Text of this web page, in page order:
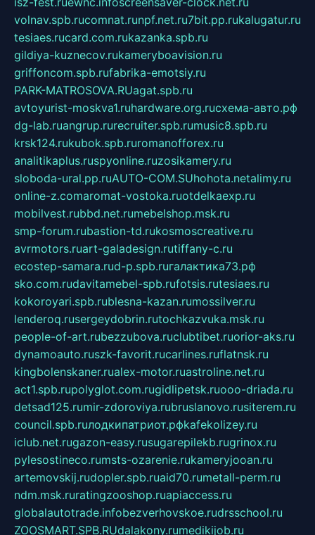
volnav.spb.rucomnat.runpf.net.ru7bit.pp.rukalugatur.ru
tesiaes.rucard.com.rukazanka.spb.ru
gildiya-kuznecov.rukameryboavision.ru
griffoncom.spb.rufabrika-emotsiy.ru
PARK-MATROSOVA.RUagat.spb.ru
avtoyurist-moskva1.ruhardware.org.ruсхема-авто.рф
dg-lab.ruangrup.rurecruiter.spb.rumusic8.spb.ru
krsk124.rukubok.spb.ruromanofforex.ru
analitikaplus.ruspyonline.ruzosikamery.ru
sloboda-ural.pp.ruAUTO-COM.SUhohota.netalimy.ru
online-z.comaromat-vostoka.ruotdelkaexp.ru
mobilvest.rubbd.net.rumebelshop.msk.ru
smp-forum.rubastion-td.rukosmoscreative.ru
avrmotors.ruart-galadesign.rutiffany-c.ru
ecostep-samara.rud-p.spb.ruгалактика73.рф
sko.com.rudavitamebel-spb.rufotsis.rutesiaes.ru
kokoroyari.spb.rublesna-kazan.rumossilver.ru
lenderoq.rusergeydobrin.rutochkazvuka.msk.ru
people-of-art.rubezzubova.ruclubtibet.ruorior-aks.ru
dynamoauto.ruszk-favorit.rucarlines.ruflatnsk.ru
kingbolenskaner.rualex-motor.ruastroline.net.ru
act1.spb.rupolyglot.com.rugidlipetsk.ruooo-driada.ru
detsad125.rumir-zdoroviya.rubruslanovo.rusiterem.ru
council.spb.ruлодкипатриот.рфkafekolizey.ru
iclub.net.rugazon-easy.rusugarepilekb.rugrinox.ru
pylesostineco.rumsts-ozarenie.rukameryjooan.ru
artemovskij.rudopler.spb.ruaid70.rumetall-perm.ru
ndm.msk.ruratingzooshop.ruapiaccess.ru
globalautotrade.infobezverhovskoe.rudrsschool.ru
ZOOSMART.SPB.RUdalakony.rumedikijob.ru